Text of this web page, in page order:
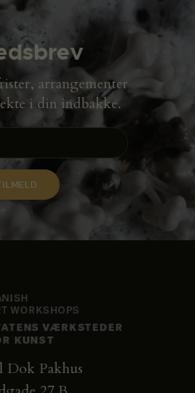
arrangementer
i din indbakke.
Dok Pakhus